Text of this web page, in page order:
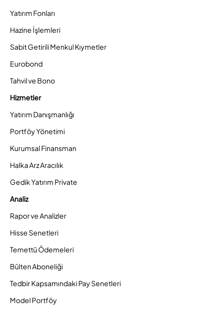
Yatırım Fonları
Hazine İşlemleri
Sabit Getirili Menkul Kıymetler
Eurobond
Tahvil ve Bono
Hizmetler
Yatırım Danışmanlığı
Portföy Yönetimi
Kurumsal Finansman
Halka Arz Aracılık
Gedik Yatırım Private
Analiz
Rapor ve Analizler
Hisse Senetleri
Temettü Ödemeleri
Bülten Aboneliği
Tedbir Kapsamındaki Pay Senetleri
Model Portföy